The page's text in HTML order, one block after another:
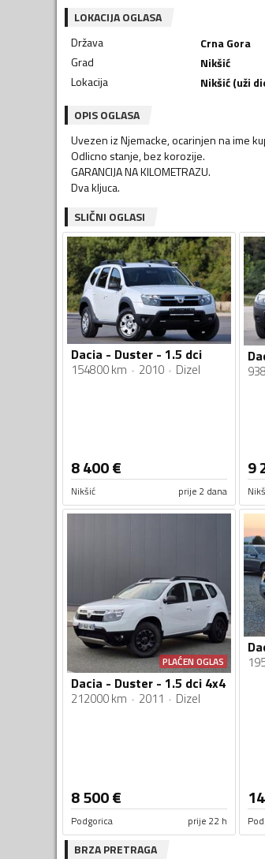
LOKACIJA OGLASA
Država
Crna Gora
Grad
Nikšić
Lokacija
Nikšić (uži
OPIS OGLASA
Uvezen iz Njemacke, ocarinjen na ime
Odlicno stanje, bez korozije.
GARANCIJA NA KILOMETRAZU.
Dva kljuca.
SLIČNI OGLASI
Dacia - Duster - 1.5 dci
154800 km 2010 Dizel
8 400€
Nikšić prije 2 dana
9
PLAĆEN OGLAS
Dacia - Duster - 1.5 dci 4x4
212000 km 2011 Dizel
8 500€
Podgorica prije 22 h
BRZA PRETRAGA